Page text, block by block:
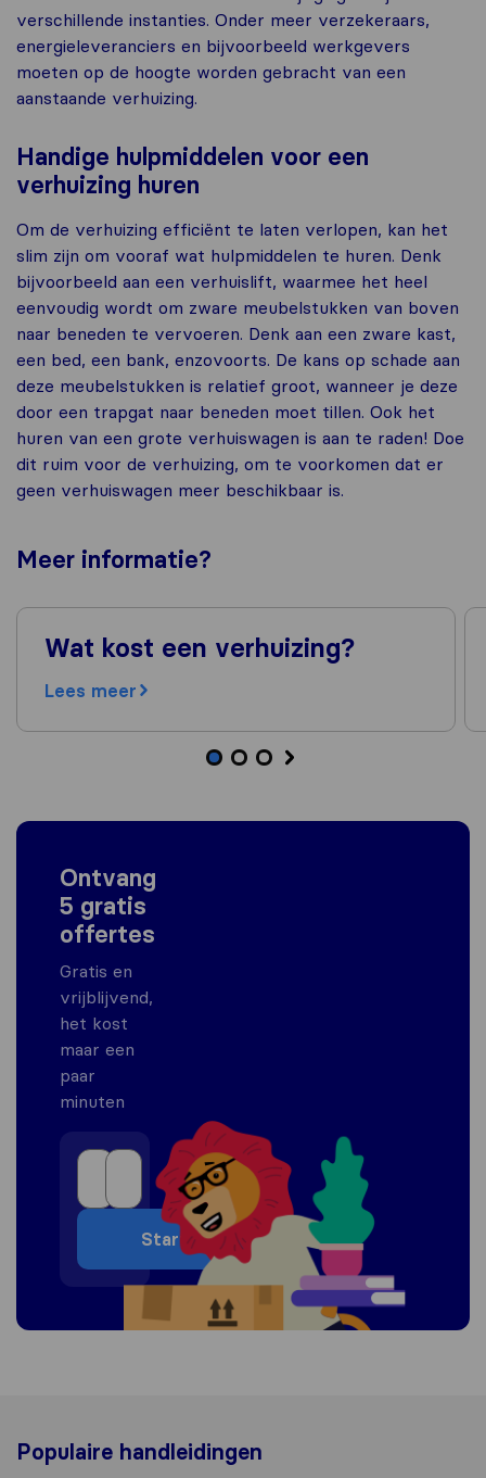
verschillende instanties. Onder meer verzekeraars,
energieleveranciers en bijvoorbeeld werkgevers
moeten op de hoogte worden gebracht van een
aanstaande verhuizing.
Handige hulpmiddelen voor een
verhuizing huren
Om de verhuizing efficiënt te laten verlopen, kan het
slim zijn om vooraf wat hulpmiddelen te huren. Denk
bijvoorbeeld aan een verhuislift, waarmee het heel
eenvoudig wordt om zware meubelstukken van boven
naar beneden te vervoeren. Denk aan een zware kast,
een bed, een bank, enzovoorts. De kans op schade aan
deze meubelstukken is relatief groot, wanneer je deze
door een trapgat naar beneden moet tillen. Ook het
huren van een grote verhuiswagen is aan te raden! Doe
dit ruim voor de verhuizing, om te voorkomen dat er
geen verhuiswagen meer beschikbaar is.
Meer informatie?
Wat kost een verhuizing?
Lees meer
Ontvang
5 gratis
offertes
Gratis en
vrijblijvend,
het kost
maar een
paar
minuten
Start
Populaire handleidingen